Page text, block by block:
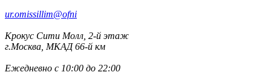
ur.omissillim@ofni
Крокус Сити Молл, 2-й этаж
г.Москва, МКАД 66-й км
Ежедневно с 10:00 до 22:00